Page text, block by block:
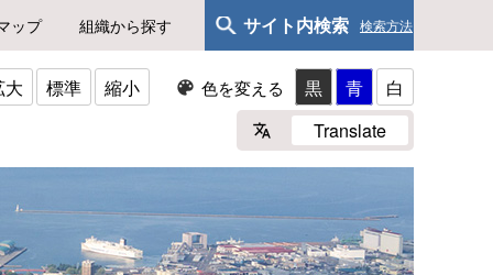
ップ 組織から探す サイト内検索 検索方法
大 標準 縮小 色を変える 黒 青
白
Translate